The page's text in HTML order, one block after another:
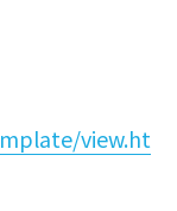
view.ht